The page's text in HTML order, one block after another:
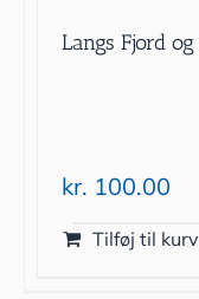
Langs Fjord
kr. 100.00
Tilføj til kurv